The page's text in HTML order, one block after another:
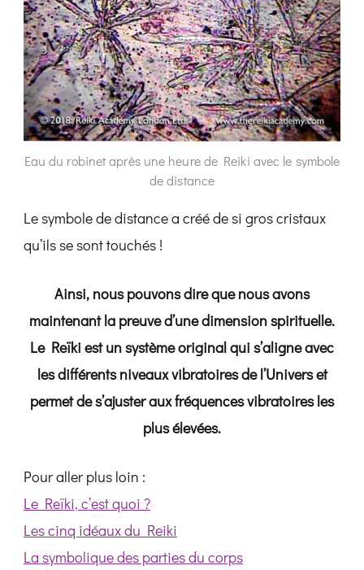
Eau du robinet après une heure de Reiki avec le symbole
de distance
Le symbole de distance a créé de si gros cristaux
qu’ils se sont touchés !
Ainsi, nous pouvons dire que nous avons
maintenant la preuve d’une dimension spirituelle.
Le Reïki est un système original qui s’aligne avec
les différents niveaux vibratoires de l’Univers et
permet de s’ajuster aux fréquences vibratoires les
plus élevées.
Pour aller plus loin :
Le Reïki, c’est quoi ?
Les cinq idéaux du Reiki
La symbolique des parties du corps